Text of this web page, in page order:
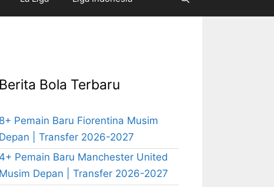
Berita Bola Terbaru
8+ Pemain Baru Fiorentina Musim
Depan | Transfer 2026-2027
4+ Pemain Baru Manchester United
Musim Depan | Transfer 2026-2027